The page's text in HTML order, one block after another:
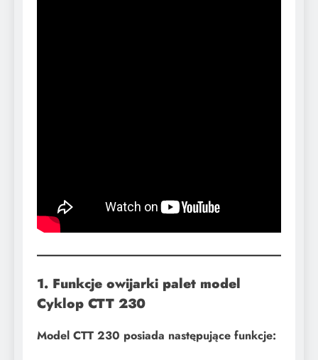
1. Funkcje owijarki palet model
Cyklop CTT 230
Model CTT 230 posiada następujące funkcje: